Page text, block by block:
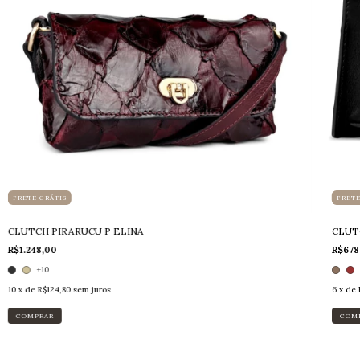
FRETE GRÁTIS
CLUTCH PIRARUCU P ELINA
R$1.248,00
+10
10 x de R$124,80 sem juros
COMPRAR
6 x de